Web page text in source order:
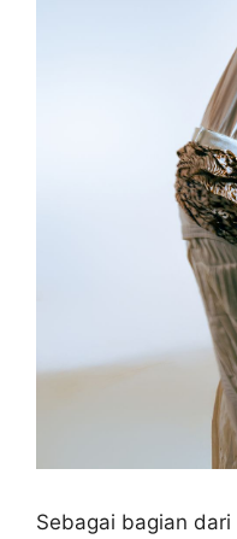
Sebagai bagian